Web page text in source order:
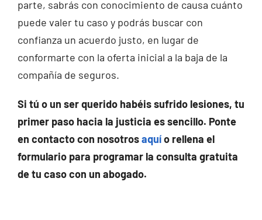
parte, sabrás con conocimiento de causa cuánto
puede valer tu caso y podrás buscar con
confianza un acuerdo justo, en lugar de
conformarte con la oferta inicial a la baja de la
compañía de seguros.
Si tú o un ser querido habéis sufrido lesiones, tu
primer paso hacia la justicia es sencillo. Ponte
en contacto con nosotrosaquío rellena el
formulario para programar la consulta gratuita
de tu caso con un abogado.